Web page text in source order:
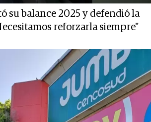
su balance 2025 y defendió la
reforzarla siempre"